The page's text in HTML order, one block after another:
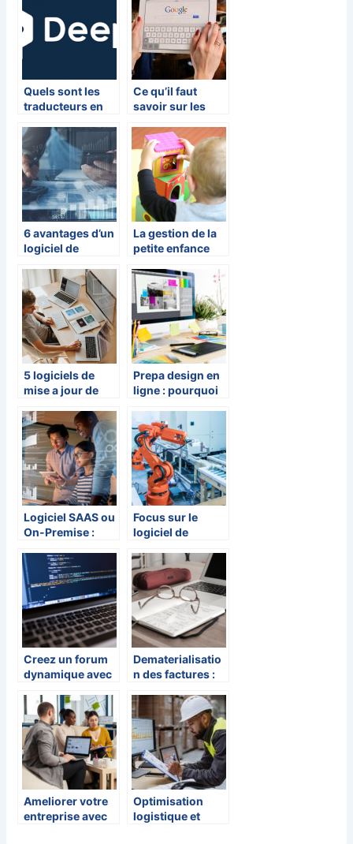
Quels sont les
traducteurs en
en vogue ?
Ce qu’il faut
savoir sur les
de Google
6 avantages d’un
logiciel de
commerciale
La gestion de la
petite enfance
municipalites
5 logiciels de
mise a jour de
pour Windows
10
Prepa design en
ligne : pourquoi
ideale pour
etudiants hors
Parcoursup et en
reconversion
professionnelle
Logiciel SAAS ou
On-Premise :
différences ?
Focus sur le
logiciel de
maintenance
gmao d’AQ
Manager: ses
fonctionnalites,
atouts et
innovations
Creez un forum
dynamique avec
selection de
themes et
plugins
Dematerialisatio
n des factures :
defis
Ameliorer votre
entreprise avec
Optimisation
logistique et